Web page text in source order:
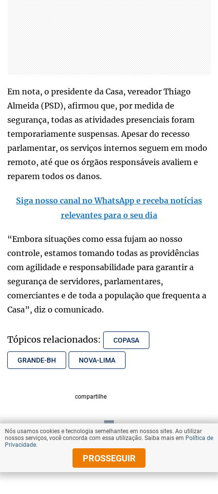
Em nota, o presidente da Casa, vereador Thiago
Almeida (PSD), afirmou que, por medida de
segurança, todas as atividades presenciais foram
temporariamente suspensas. Apesar do recesso
parlamentar, os serviços internos seguem em modo
remoto, até que os órgãos responsáveis avaliem e
reparem todos os danos.
Siga nosso canal no WhatsApp e receba notícias
relevantes para o seu dia
“Embora situações como essa fujam ao nosso
controle, estamos tomando todas as providências
com agilidade e responsabilidade para garantir a
segurança de servidores, parlamentares,
comerciantes e de toda a população que frequenta a
Casa”, diz o comunicado.
Tópicos relacionados: COPASA
GRANDE-BH NOVA-LIMA
compartilhe
VOLTAR AO TOPO
© Copyright 2025 Diários Associados
Nós usamos cookies e tecnologia semelhantes em nossos sites. Ao utilizar
nossos serviços, você concorda com essa utilização. Saiba mais em Política de
Privacidade.
PROSSEGUIR